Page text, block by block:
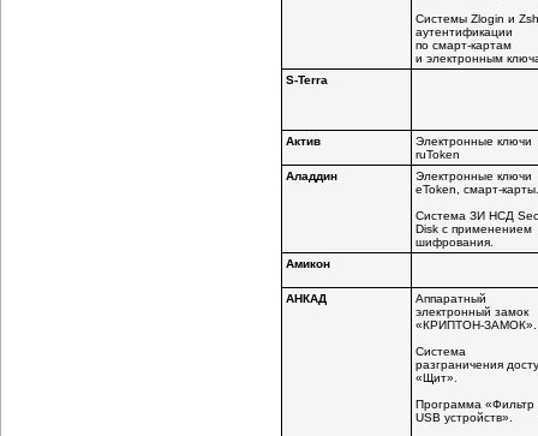
Системы Zlogin и
аутентификации
по смарт-картам
и электронным
S-Terra
Актив
Электронные ключи
ruToken
Аладдин
Электронные ключи
eToken, смарт-карты.
Система ЗИ НСД
Disk с применением
шифрования.
Амикон
АНКАД
Аппаратный
электронный замок
«КРИПТОН-ЗАМОК».
Система
разграничения
«Щит».
Программа «Фильтр
USB устройств».